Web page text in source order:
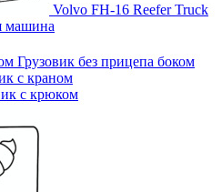
Volvo FH-16 Reefer Truck
машина
Грузовик без прицепа боком
с краном
с крюком